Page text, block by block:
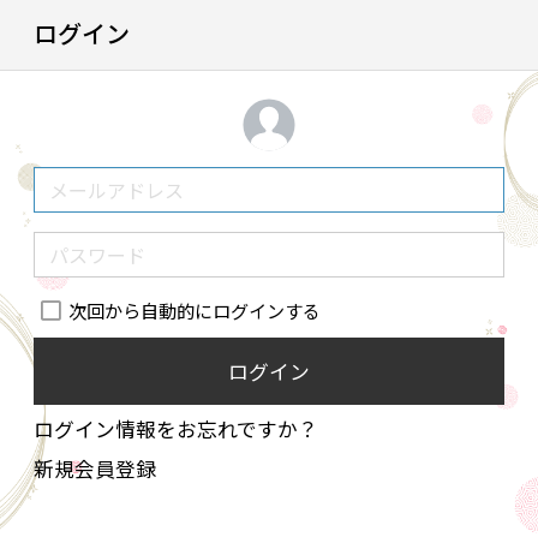
ログイン
次回から自動的にログインする
ログイン
ログイン情報をお忘れですか？
新規会員登録